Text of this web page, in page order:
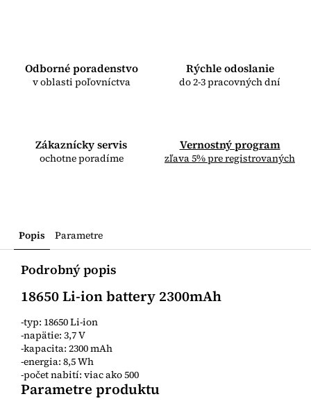
Odborné poradenstvo
v oblasti poľovníctva
Rýchle odoslanie
do 2-3 pracovných dní
Zákaznícky servis
ochotne poradíme
Vernostný program
zľava 5% pre registrovaných
Popis Parametre
Podrobný popis
18650 Li-ion battery 2300mAh
-typ: 18650 Li-ion
-napätie: 3,7 V
-kapacita: 2300 mAh
-energia: 8,5 Wh
-počet nabití: viac ako 500
Parametre produktu